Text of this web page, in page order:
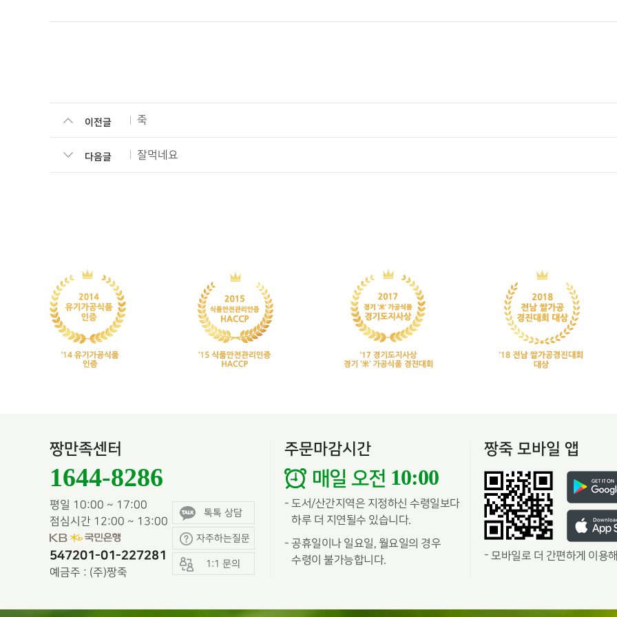
이전글 죽
잘먹네요
다음글
짱만족센터
1644-8286
평일 10:00 ~ 17:00
점심시간 12:00 ~ 13:00
547201-01-227281
예금주 : (주)짱죽
톡톡 상담
자주하는질문
1:1 문의
주문마감시간
매일 오전 10:00
- 도서/산간지역은 지정하신 수령일보다
하루 더 지연될수 있습니다.
- 공휴일이나 일요일, 월요일의 경우
수령이 불가능합니다.
짱죽 모바일 앱
- 모바일로 더 간편하게 이용